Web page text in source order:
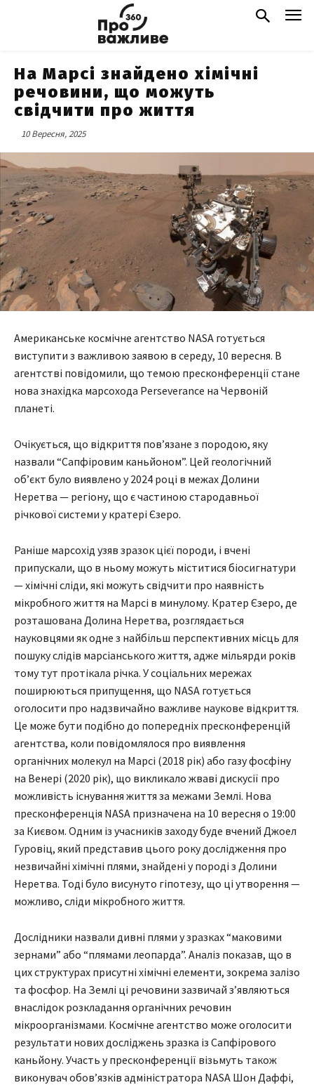
На Марсі знайдено хімічні
речовини, що можуть
свідчити про життя
10 Вересня, 2025
Американське космічне агентство NASA готується
виступити з важливою заявою в середу, 10 вересня. В
агентстві повідомили, що темою пресконференції стане
нова знахідка марсохода Perseverance на Червоній
планеті.
Очікується, що відкриття пов’язане з породою, яку
назвали “Сапфіровим каньйоном”. Цей геологічний
об’єкт було виявлено у 2024 році в межах Долини
Неретва — регіону, що є частиною стародавньої
річкової системи у кратері Єзеро.
Раніше марсохід узяв зразок цієї породи, і вчені
припускали, що в ньому можуть міститися біосигнатури
— хімічні сліди, які можуть свідчити про наявність
мікробного життя на Марсі в минулому. Кратер Єзеро, де
розташована Долина Неретва, розглядається
науковцями як одне з найбільш перспективних місць для
пошуку слідів марсіанського життя, адже мільярди років
тому тут протікала річка. У соціальних мережах
поширюються припущення, що NASA готується
оголосити про надзвичайно важливе наукове відкриття.
Це може бути подібно до попередніх пресконференцій
агентства, коли повідомлялося про виявлення
органічних молекул на Марсі (2018 рік) або газу фосфіну
на Венері (2020 рік), що викликало жваві дискусії про
можливість існування життя за межами Землі. Нова
пресконференція NASA призначена на 10 вересня о 19:00
за Києвом. Одним із учасників заходу буде вчений Джоел
Гуровіц, який представив цього року дослідження про
незвичайні хімічні плями, знайдені у породі з Долини
Неретва. Тоді було висунуто гіпотезу, що ці утворення —
можливо, сліди мікробного життя.
Дослідники назвали дивні плями у зразках “маковими
зернами” або “плямами леопарда”. Аналіз показав, що в
цих структурах присутні хімічні елементи, зокрема залізо
та фосфор. На Землі ці речовини зазвичай з’являються
внаслідок розкладання органічних речовин
мікроорганізмами. Космічне агентство може оголосити
результати нових досліджень зразка із Сапфірового
каньйону. Участь у пресконференції візьмуть також
виконувач обов’язків адміністратора NASA Шон Даффі,